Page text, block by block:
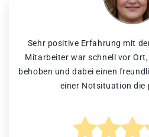
Sehr positive Erfahrung mit
Mitarbeiter war schnell vor
behoben und dabei einen
einer Notsituation die